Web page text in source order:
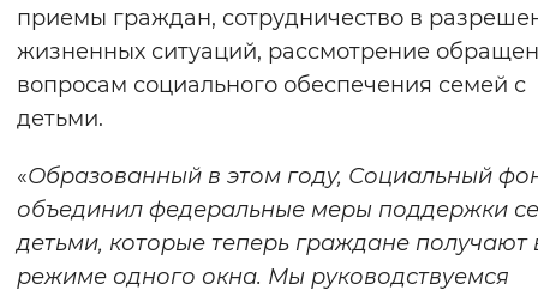
Вернуть стандартные настройки
приемы граждан, сотрудничество в
жизненных ситуаций, рассмотрение
вопросам социального обеспечения семей с
детьми.
«Образованный в этом году, Социальный
объединил федеральные меры поддержки
детьми, которые теперь граждане получают
режиме одного окна. Мы руководствуемся